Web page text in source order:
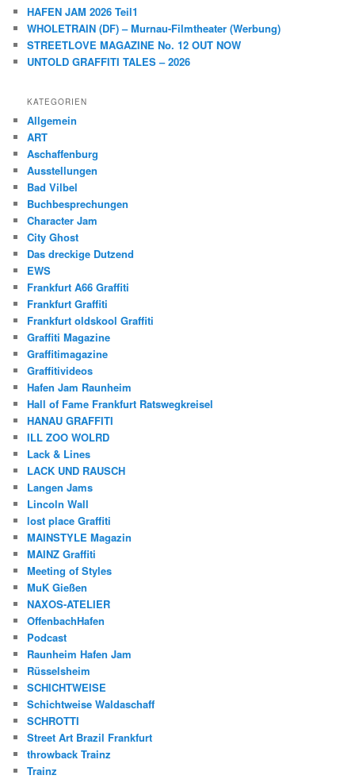
HAFEN JAM 2026 Teil1
WHOLETRAIN (DF) – Murnau-Filmtheater (Werbung)
STREETLOVE MAGAZINE No. 12 OUT NOW
UNTOLD GRAFFITI TALES – 2026
KATEGORIEN
Allgemein
ART
Aschaffenburg
Ausstellungen
Bad Vilbel
Buchbesprechungen
Character Jam
City Ghost
Das dreckige Dutzend
EWS
Frankfurt A66 Graffiti
Frankfurt Graffiti
Frankfurt oldskool Graffiti
Graffiti Magazine
Graffitimagazine
Graffitivideos
Hafen Jam Raunheim
Hall of Fame Frankfurt Ratswegkreisel
HANAU GRAFFITI
ILL ZOO WOLRD
Lack & Lines
LACK UND RAUSCH
Langen Jams
Lincoln Wall
lost place Graffiti
MAINSTYLE Magazin
MAINZ Graffiti
Meeting of Styles
MuK Gießen
NAXOS-ATELIER
OffenbachHafen
Podcast
Raunheim Hafen Jam
Rüsselsheim
SCHICHTWEISE
Schichtweise Waldaschaff
SCHROTTI
Street Art Brazil Frankfurt
throwback Trainz
Trainz